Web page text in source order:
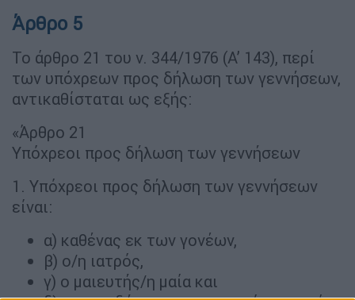
Άρθρο 5
Το άρθρο 21 του ν. 344/1976 (Α’ 143), περί
των υπόχρεων προς δήλωση των γεννήσεων,
αντικαθίσταται ως εξής:
«Άρθρο 21
Υπόχρεοι προς δήλωση των γεννήσεων
1. Υπόχρεοι προς δήλωση των γεννήσεων
είναι:
α) καθένας εκ των γονέων,
β) ο/η ιατρός,
γ) ο μαιευτής/η μαία και